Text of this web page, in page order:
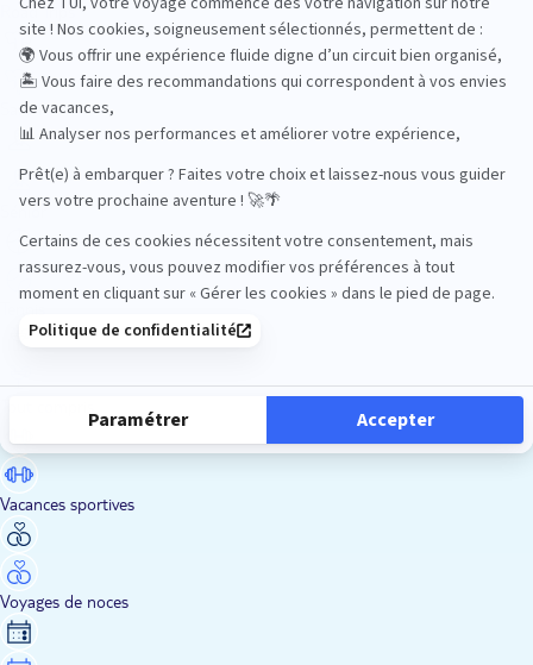
Road Trips
Safari
Sénior
Vacances sportives
Voyages de noces